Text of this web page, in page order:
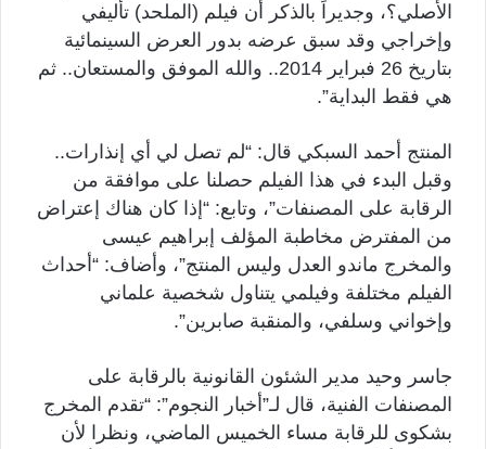
الأصلي؟، وجديراً بالذكر أن فيلم (الملحد) تأليفي
وإخراجي وقد سبق عرضه بدور العرض السينمائية
بتاريخ 26 فبراير 2014.. والله الموفق والمستعان.. ثم
هي فقط البداية”.
المنتج أحمد السبكي قال: “لم تصل لي أي إنذارات..
وقبل البدء في هذا الفيلم حصلنا على موافقة من
الرقابة على المصنفات”، وتابع: “إذا كان هناك إعتراض
من المفترض مخاطبة المؤلف إبراهيم عيسى
والمخرج ماندو العدل وليس المنتج”، وأضاف: “أحداث
الفيلم مختلفة وفيلمي يتناول شخصية علماني
وإخواني وسلفي، والمنقبة صابرين”.
جاسر وحيد مدير الشئون القانونية بالرقابة على
المصنفات الفنية، قال لـ”أخبار النجوم”: “تقدم المخرج
بشكوى للرقابة مساء الخميس الماضي، ونظرا لأن